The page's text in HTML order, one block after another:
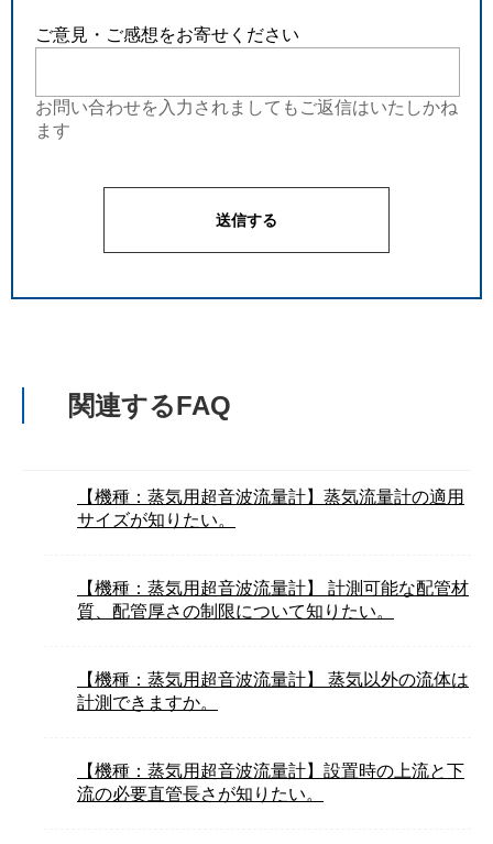
ご意見・ご感想をお寄せください
お問い合わせを入力されましてもご返信はいたしかね
ます
関連するFAQ
【機種：蒸気用超音波流量計】蒸気流量計の適用
サイズが知りたい。
【機種：蒸気用超音波流量計】 計測可能な配管材
質、配管厚さの制限について知りたい。
【機種：蒸気用超音波流量計】 蒸気以外の流体は
計測できますか。
【機種：蒸気用超音波流量計】設置時の上流と下
流の必要直管長さが知りたい。